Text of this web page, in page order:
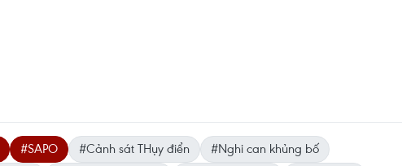
#SAPO #Cảnh sát THụy điển
#Nghi can khủng bố